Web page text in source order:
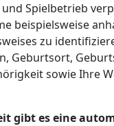
Spielbetrieb
beispielsweise
zu
Geburtsort,
sowie Ihre
gibt es eine